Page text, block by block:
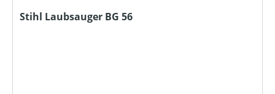
Stihl Laubsauger BG 56